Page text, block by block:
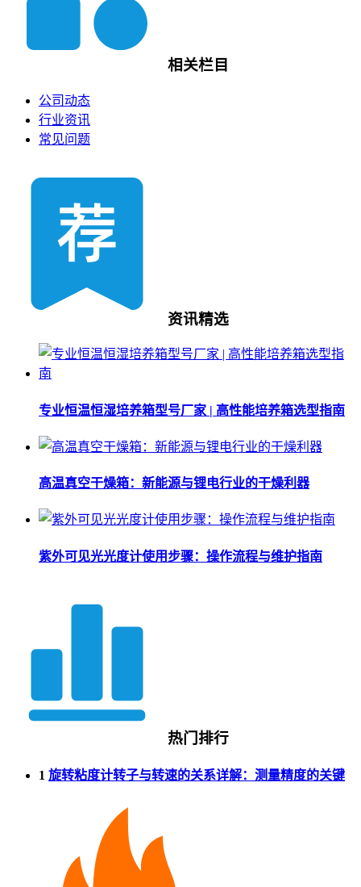
相关栏目
公司动态
行业资讯
常见问题
资讯精选
专业恒温恒湿培养箱型号厂家 | 高性能培养箱选型指南
高温真空干燥箱：新能源与锂电行业的干燥利器
紫外可见光光度计使用步骤：操作流程与维护指南
热门排行
1 旋转粘度计转子与转速的关系详解：测量精度的关键